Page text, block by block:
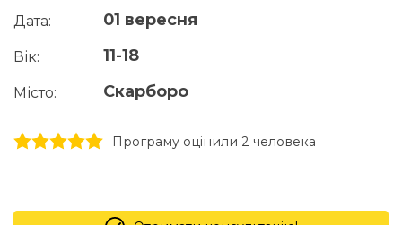
Дата: 01 вересня
Вік: 11-18
Місто: Скарборо
5 stars
4 stars
3 stars
2 stars
1 stars Програму оцінили 2 человекa